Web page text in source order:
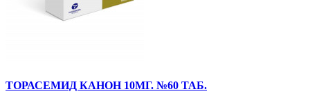
ТОРАСЕМИД КАНОН 10МГ. №60 ТАБ.